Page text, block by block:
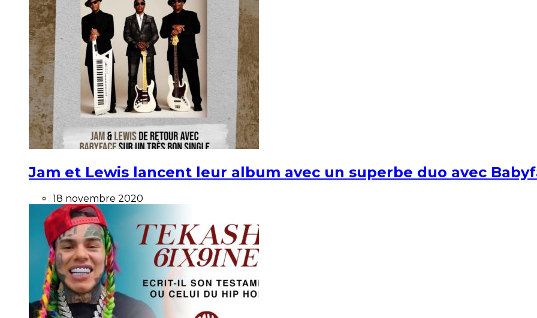
Jam et Lewis lancent leur album avec un superbe duo avec
18 novembre 2020